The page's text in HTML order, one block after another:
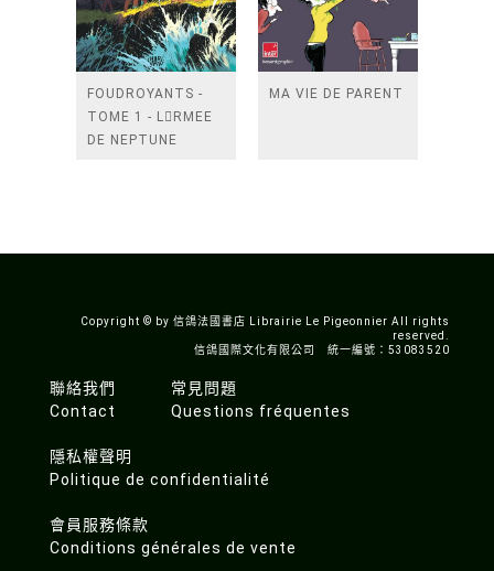
FOUDROYANTS -
TOME 1 - LRMEE
DE NEPTUNE
MA VIE DE PARENT
Copyright © by 信鴿法國書店 Librairie Le Pigeonnier All rights
reserved.
信鴿國際文化有限公司 統一編號：53083520
聯絡我們
Contact
常見問題
Questions fréquentes
隱私權聲明
Politique de confidentialité
會員服務條款
Conditions générales de vente